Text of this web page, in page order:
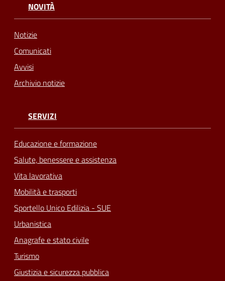
NOVITÀ
Notizie
Comunicati
Avvisi
Archivio notizie
SERVIZI
Educazione e formazione
Salute, benessere e assistenza
Vita lavorativa
Mobilità e trasporti
Sportello Unico Edilizia - SUE
Urbanistica
Anagrafe e stato civile
Turismo
Giustizia e sicurezza pubblica